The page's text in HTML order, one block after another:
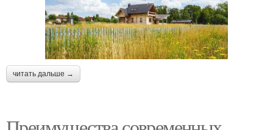
читать дальше →